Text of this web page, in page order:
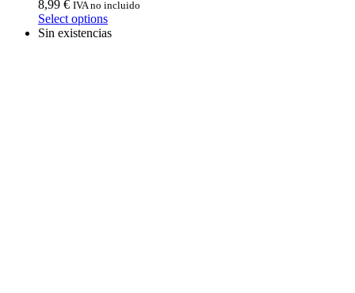
8,99 € IVA no incluido
Select options
Sin existencias